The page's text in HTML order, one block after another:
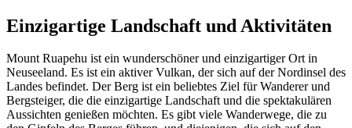
Einzigartige Landschaft und Aktivitäten
Mount Ruapehu ist ein wunderschöner und einzigartiger Ort in
Neuseeland. Es ist ein aktiver Vulkan, der sich auf der Nordinsel des
Landes befindet. Der Berg ist ein beliebtes Ziel für Wanderer und
Bergsteiger, die die einzigartige Landschaft und die spektakulären
Aussichten genießen möchten. Es gibt viele Wanderwege, die zu